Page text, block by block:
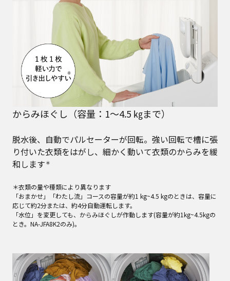
からみほぐし（容量：1～4.5 ㎏まで）
脱水後、自動でパルセーターが回転。強い回転で槽に張
り付いた衣類をはがし、細かく動いて衣類のからみを緩
和します ＊
＊衣類の量や種類により異なります
「おまかせ」「わたし流」コースの容量が約1 kg~4.5 kgのときは、容量に
応じて約2分または、約4分自動運転します。
「水位」を変更しても、からみほぐしが作動します(容量が約1kg~4.5kgの
とき。NA-JFA8K2のみ)。